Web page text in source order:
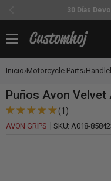
30 Días
directamente
al
contenido
Customhoj
Inicio›Motorcycle Parts›
Puños Avon Velvet
(1)
AVON GRIPS SKU: A018-